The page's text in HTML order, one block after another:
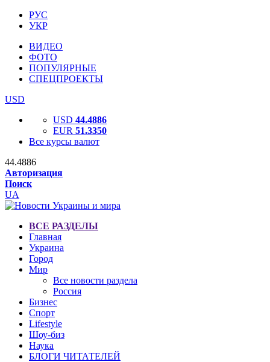
РУС
УКР
ВИДЕО
ФОТО
ПОПУЛЯРНЫЕ
СПЕЦПРОЕКТЫ
USD
USD 44.4886
EUR 51.3350
Все курсы валют
44.4886
Авторизация
Поиск
UA
ВСЕ РАЗДЕЛЫ
Главная
Украина
Город
Мир
Все новости раздела
Россия
Бизнес
Спорт
Lifestyle
Шоу-биз
Наука
БЛОГИ ЧИТАТЕЛЕЙ